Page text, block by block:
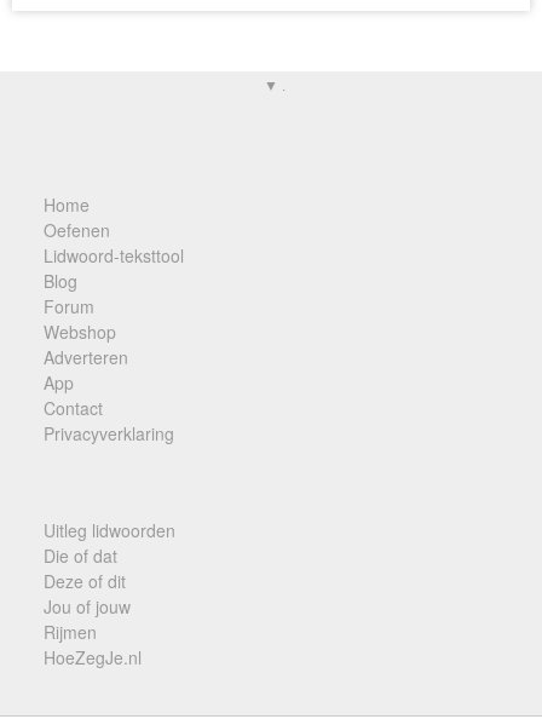
▼ .
Home
Oefenen
Lidwoord-teksttool
Blog
Forum
Webshop
Adverteren
App
Contact
Privacyverklaring
Uitleg lidwoorden
Die of dat
Deze of dit
Jou of jouw
Rijmen
HoeZegJe.nl